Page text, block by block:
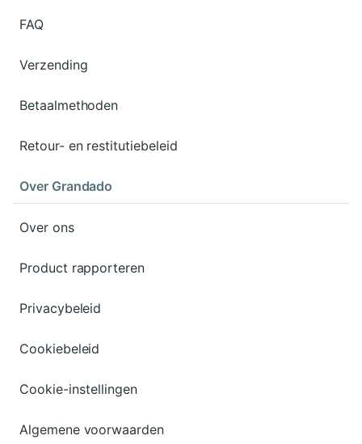
FAQ
Verzending
Betaalmethoden
Retour- en restitutiebeleid
Over Grandado
Over ons
Product rapporteren
Privacybeleid
Cookiebeleid
Cookie-instellingen
Algemene voorwaarden